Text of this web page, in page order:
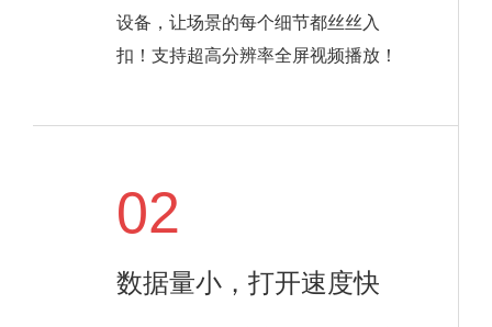
设备，让场景的每个细节都丝丝入
扣！支持超高分辨率全屏视频播放！
02
数据量小，打开速度快